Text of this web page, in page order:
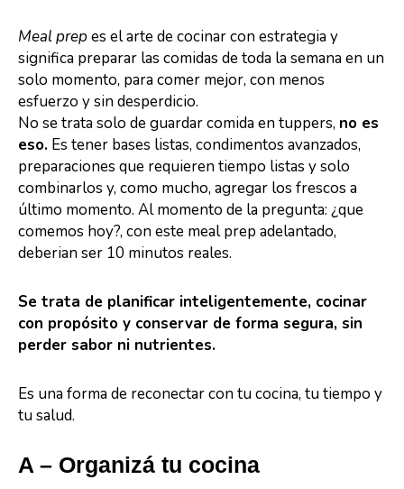
Meal prepes el arte de cocinar con estrategia y
significa preparar las comidas de toda la semana en un
solo momento, para comer mejor, con menos
esfuerzo y sin desperdicio.
No se trata solo de guardar comida en tuppers, no es
eso. Es tener bases listas, condimentos avanzados,
preparaciones que requieren tiempo listas y solo
combinarlos y, como mucho, agregar los frescos a
último momento. Al momento de la pregunta: ¿que
comemos hoy?, con este meal prep adelantado,
deberian ser 10 minutos reales.
Se trata de planificar inteligentemente, cocinar
con propósito y conservar de forma segura, sin
perder sabor ni nutrientes.
Es una forma de reconectar con tu cocina, tu tiempo y
tu salud.
A – Organizá tu cocina